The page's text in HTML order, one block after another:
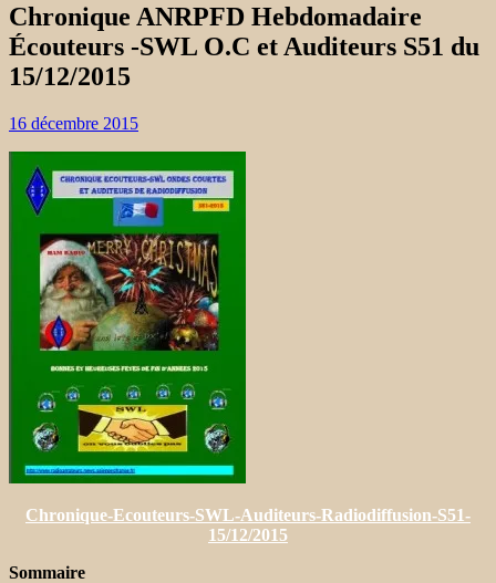
Chronique ANRPFD Hebdomadaire
Écouteurs -SWL O.C et Auditeurs S51 du
15/12/2015
16 décembre 2015
Chronique-Ecouteurs-SWL-Auditeurs-Radiodiffusion-S51-
15/12/2015
Sommaire